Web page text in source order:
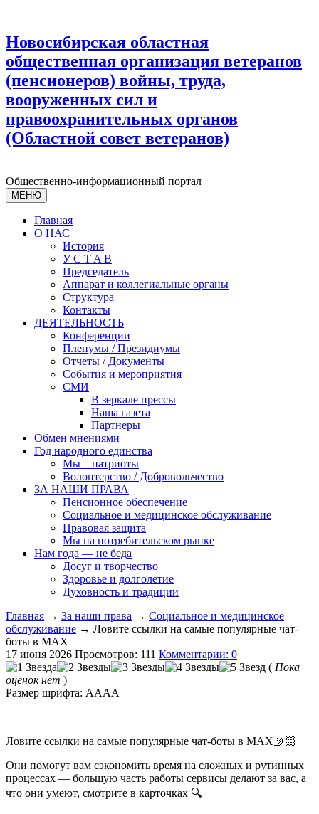
Новосибирская областная
общественная организация ветеранов
(пенсионеров) войны, труда,
вооруженных сил и
правоохранительных органов
(Областной совет ветеранов)
Общественно-информационный портал
МЕНЮ
Главная
О НАС
История
У С T A B
Председатель
Аппарат и коллегиальные органы
Структура
Контакты
ДЕЯТЕЛЬНОСТЬ
Конференции
Пленумы / Президиумы
Отчеты / Документы
События и мероприятия
СМИ
В зеркале прессы
Наша газета
Партнеры
Обмен мнениями
Год народного единства
Мы – патриоты
Волонтерство / Добровольчество
ЗА НАШИ ПРАВА
Пенсионное обеспечение
Социальное и медицинское обслуживание
Правовая защита
Мы на потребительском рынке
Нам года — не беда
Досуг и творчество
Здоровье и долголетие
Духовность и традиции
Главная → За наши права → Социальное и медицинское
обслуживание → Ловите ссылки на самые популярные чат-
боты в МАХ
17 июня 2026 Просмотров: 111 Комментарии: 0
( Пока
оценок нет )
Размер шрифта: AAAA
Ловите ссылки на самые популярные чат-боты в МАХ🤳🏻
Они помогут вам сэкономить время на сложных и рутинных
процессах — большую часть работы сервисы делают за вас, а
что они умеют, смотрите в карточках 🔍